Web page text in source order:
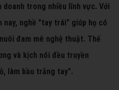
trong nhiều lĩnh vực. Với
nay, nghề "tay trái" giúp họ có
đam mê nghệ thuật. Thế
và kịch nói đều truyền
làm bầu trắng tay".